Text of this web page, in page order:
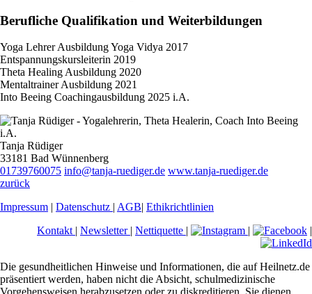
Berufliche Qualifikation und Weiterbildungen
Yoga Lehrer Ausbildung Yoga Vidya 2017
Entspannungskursleiterin 2019
Theta Healing Ausbildung 2020
Mentaltrainer Ausbildung 2021
Into Beeing Coachingausbildung 2025 i.A.
Tanja Rüdiger
33181 Bad Wünnenberg
01739760075 info@tanja-ruediger.de www.tanja-ruediger.de
zurück
Impressum | Datenschutz | AGB| Ethikrichtlinien
Kontakt | Newsletter | Nettiquette | | |
Die gesundheitlichen Hinweise und Informationen, die auf Heilnetz.de
präsentiert werden, haben nicht die Absicht, schulmedizinische